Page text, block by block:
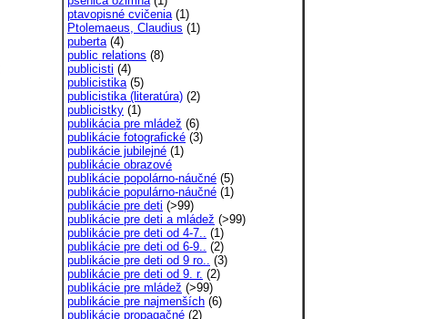
ptavopisné cvičenia(1)
Ptolemaeus, Claudius (1)
puberta(4)
public relations (8)
publicisti (4)
publicistika(5)
publicistika (literatúra) (2)
publicistky (1)
publikácia pre mládež (6)
publikácie fotografické (3)
publikácie jubilejné (1)
publikácie obrazové
publikácie popolárno-náučné (5)
publikácie populárno-náučné (1)
publikácie pre deti (>99)
publikácie pre deti a mládež (>99)
publikácie pre deti od 4-7.. (1)
publikácie pre deti od 6-9.. (2)
publikácie pre deti od 9 ro.. (3)
publikácie pre deti od 9. r. (2)
publikácie pre mládež (>99)
publikácie pre najmenších (6)
publikácie propagačné (2)